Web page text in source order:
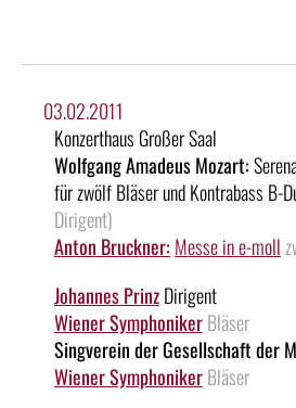
03.02.2011
Konzerthaus Großer Saal
Wolfgang Amadeus Mozart:
für zwölf Bläser und Kontrabass B-
Dirigent)
Anton Bruckner: Messe in e-moll
Johannes PrinzDirigent
Wiener SymphonikerBläser
Singverein der Gesellschaft der
Wiener SymphonikerBläser